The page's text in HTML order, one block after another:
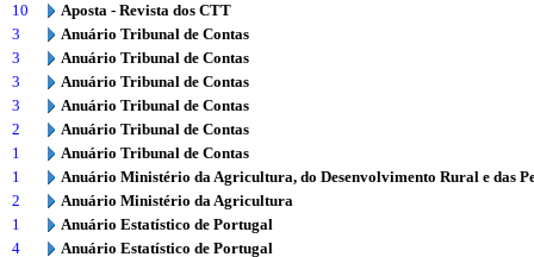
10
Aposta - Revista dos CTT
3
Anuário Tribunal de Contas
3
Anuário Tribunal de Contas
3
Anuário Tribunal de Contas
3
Anuário Tribunal de Contas
2
Anuário Tribunal de Contas
1
Anuário Tribunal de Contas
1
Anuário Ministério da Agricultura, do Desenvolvimento Rural e das
2
Anuário Ministério da Agricultura
1
Anuário Estatístico de Portugal
4
Anuário Estatístico de Portugal